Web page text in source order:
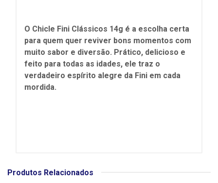
O Chicle Fini Clássicos 14g é a escolha certa
para quem quer reviver bons momentos com
muito sabor e diversão. Prático, delicioso e
feito para todas as idades, ele traz o
verdadeiro espírito alegre da Fini em cada
mordida.
Produtos Relacionados